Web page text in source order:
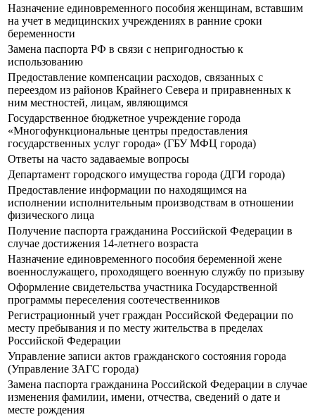
Назначение единовременного пособия женщинам, вставшим
на учет в медицинских учреждениях в ранние сроки
беременности
Замена паспорта РФ в связи с непригодностью к
использованию
Предоставление компенсации расходов, связанных с
переездом из районов Крайнего Севера и приравненных к
ним местностей, лицам, являющимся
Государственное бюджетное учреждение города
«Многофункциональные центры предоставления
государственных услуг города» (ГБУ МФЦ города)
Ответы на часто задаваемые вопросы
Департамент городского имущества города (ДГИ города)
Предоставление информации по находящимся на
исполнении исполнительным производствам в отношении
физического лица
Получение паспорта гражданина Российской Федерации в
случае достижения 14-летнего возраста
Назначение единовременного пособия беременной жене
военнослужащего, проходящего военную службу по призыву
Оформление свидетельства участника Государственной
программы переселения соотечественников
Регистрационный учет граждан Российской Федерации по
месту пребывания и по месту жительства в пределах
Российской Федерации
Управление записи актов гражданского состояния города
(Управление ЗАГС города)
Замена паспорта гражданина Российской Федерации в случае
изменения фамилии, имени, отчества, сведений о дате и
месте рождения